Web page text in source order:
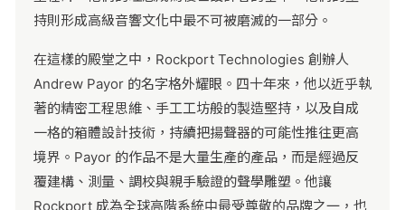
持則形成高級音響文化中最不可被磨滅的一部分。
在這樣的殿堂之中，Rockport Technologies 創辦人
Andrew Payor 的名字格外耀眼。四十年來，他以近乎執
著的精密工程思維、手工工坊般的製造堅持，以及自成
一格的箱體設計技術，持續把揚聲器的可能性推往更高
境界。Payor 的作品不是大量生產的產品，而是經過反
覆建構、測量、調校與親手驗證的聲學雕塑。他讓
Rockport 成為全球高階系統中最受尊敬的品牌之一，也